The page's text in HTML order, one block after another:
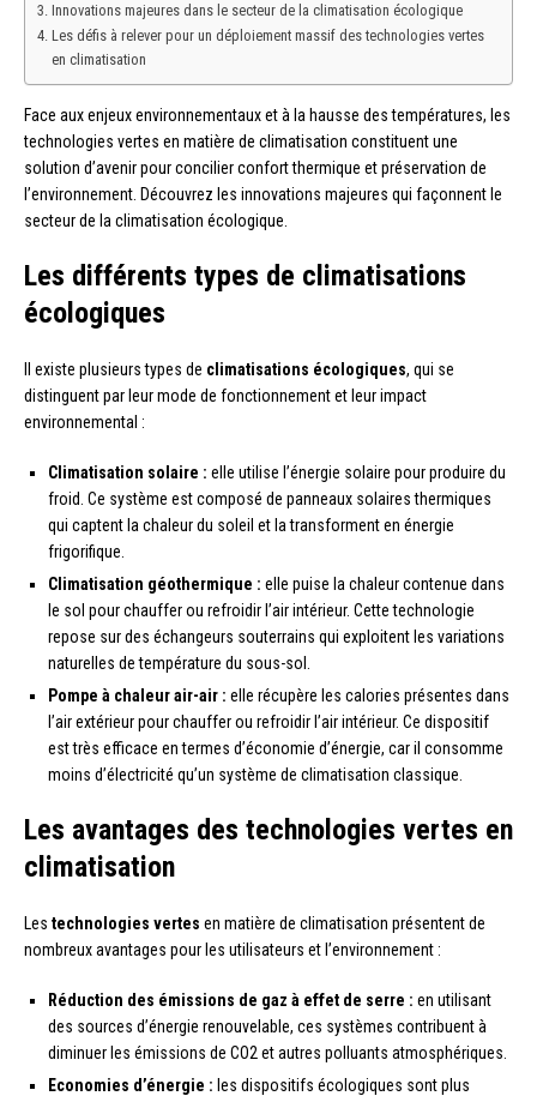
Innovations majeures dans le secteur de la climatisation écologique
Les défis à relever pour un déploiement massif des technologies vertes
en climatisation
Face aux enjeux environnementaux et à la hausse des températures, les
technologies vertes en matière de climatisation constituent une
solution d’avenir pour concilier confort thermique et préservation de
l’environnement. Découvrez les innovations majeures qui façonnent le
secteur de la climatisation écologique.
Les différents types de climatisations
écologiques
Il existe plusieurs types de climatisations écologiques, qui se
distinguent par leur mode de fonctionnement et leur impact
environnemental :
Climatisation solaire : elle utilise l’énergie solaire pour produire du
froid. Ce système est composé de panneaux solaires thermiques
qui captent la chaleur du soleil et la transforment en énergie
frigorifique.
Climatisation géothermique : elle puise la chaleur contenue dans
le sol pour chauffer ou refroidir l’air intérieur. Cette technologie
repose sur des échangeurs souterrains qui exploitent les variations
naturelles de température du sous-sol.
Pompe à chaleur air-air : elle récupère les calories présentes dans
l’air extérieur pour chauffer ou refroidir l’air intérieur. Ce dispositif
est très efficace en termes d’économie d’énergie, car il consomme
moins d’électricité qu’un système de climatisation classique.
Les avantages des technologies vertes en
climatisation
Les technologies vertes en matière de climatisation présentent de
nombreux avantages pour les utilisateurs et l’environnement :
Réduction des émissions de gaz à effet de serre : en utilisant
des sources d’énergie renouvelable, ces systèmes contribuent à
diminuer les émissions de CO2 et autres polluants atmosphériques.
Economies d’énergie : les dispositifs écologiques sont plus